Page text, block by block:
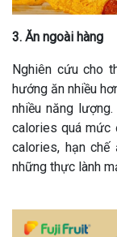
3. Ăn ngoài hàng
Nghiên cứu cho
hướng ăn nhiều
nhiều năng
calories quá mức
calories, hạn chế
những thực lành